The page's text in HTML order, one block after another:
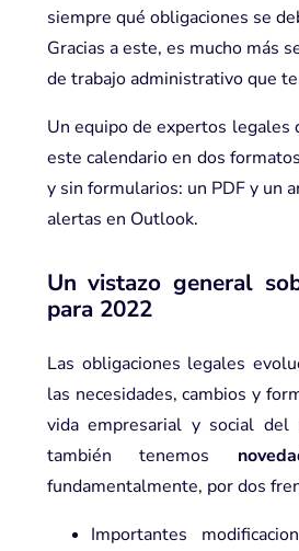
siempre qué obligaciones se
Gracias a este, es mucho más
de trabajo administrativo que
Un equipo de expertos legales
este calendario en dos
y sin formularios: un PDF y un
alertas en Outlook.
Un vistazo general
para 2022
Las obligaciones legales
las necesidades, cambios y
vida empresarial y social del
también tenemos
fundamentalmente, por dos
Importantes